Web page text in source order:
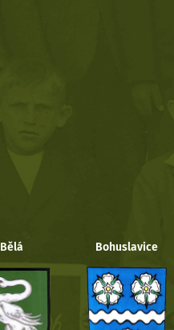
Bělá Bohuslavice